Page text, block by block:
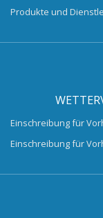
Produkte und
Einschreibung für
Einschreibung für